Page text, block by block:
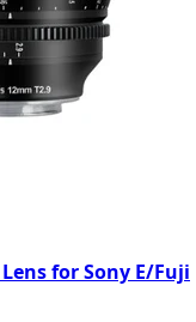
for Sony E/Fuji